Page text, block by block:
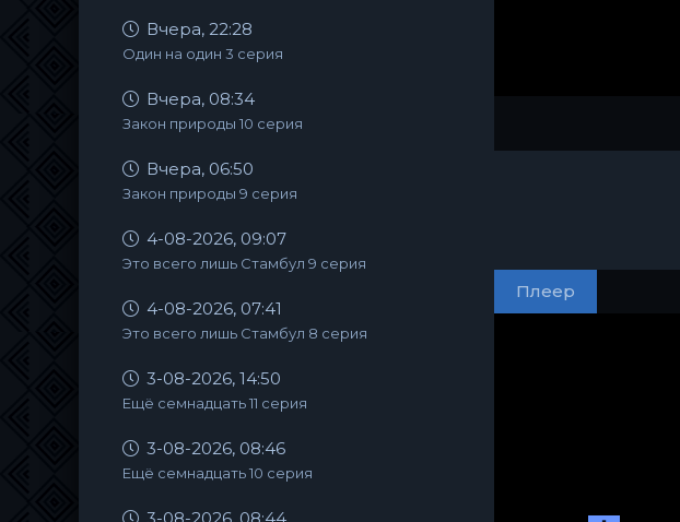
Вчера, 22:28
Один на один 3 серия
Вчера, 08:34
Закон природы 10 серия
Вчера, 06:50
Закон природы 9 серия
4-08-2026, 09:07
Это всего лишь Стамбул 9 серия
4-08-2026, 07:41
Это всего лишь Стамбул 8 серия
3-08-2026, 14:50
Ещё семнадцать 11 серия
3-08-2026, 08:46
Ещё семнадцать 10 серия
Плеер